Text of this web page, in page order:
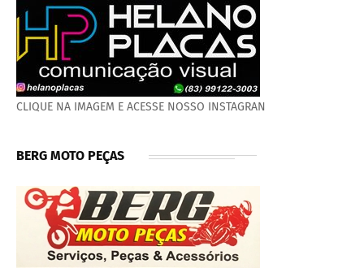
CLIQUE NA IMAGEM E ACESSE NOSSO INSTAGRAN
BERG MOTO PEÇAS